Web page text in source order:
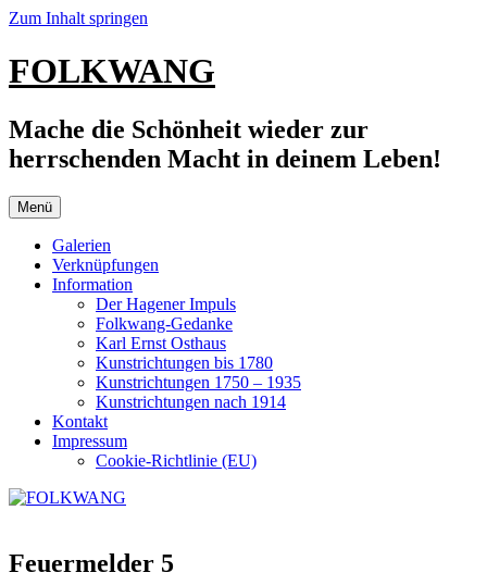
Zum Inhalt springen
FOLKWANG
Mache die Schönheit wieder zur
herrschenden Macht in deinem Leben!
Menü
Galerien
Verknüpfungen
Information
Der Hagener Impuls
Folkwang-Gedanke
Karl Ernst Osthaus
Kunstrichtungen bis 1780
Kunstrichtungen 1750 – 1935
Kunstrichtungen nach 1914
Kontakt
Impressum
Cookie-Richtlinie (EU)
Feuermelder 5